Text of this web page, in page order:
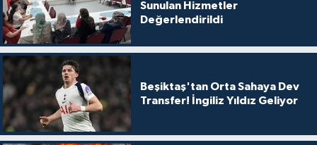
Sunulan Hizmetler
Değerlendirildi
Beşiktaş'tan Orta Sahaya Dev
Transfer! İngiliz Yıldız Geliyor